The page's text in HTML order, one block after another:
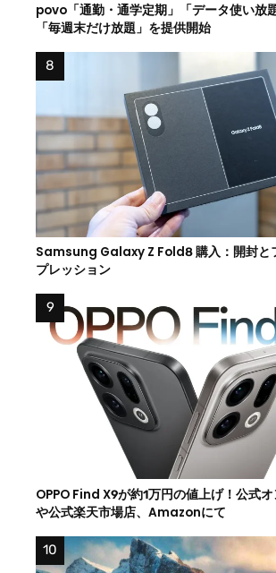
povo「通勤・通学定期」「データ使い放
「毎週末だけ放題」を提供開始
Samsung Galaxy Z Fold8 購入：開封と
プレッション
OPPO Find X9が約1万円の値上げ！公式
や公式楽天市場店、Amazonにて